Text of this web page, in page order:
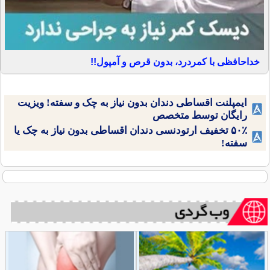
خداحافظی با کمردرد، بدون قرص و آمپول!!
ایمپلنت اقساطی دندان بدون نیاز به چک و سفته! ویزیت
رایگان توسط متخصص
۵۰٪ تخفیف ارتودنسی دندان اقساطی بدون نیاز به چک یا
سفته!